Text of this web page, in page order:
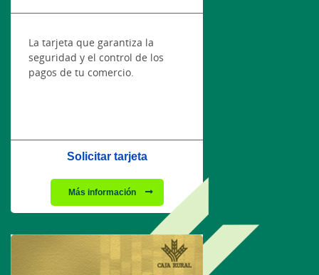
La tarjeta que garantiza la
seguridad y el control de los
pagos de tu comercio.
Solicitar tarjeta
Más información